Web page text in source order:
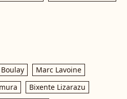
Marc Lavoine
Bixente Lizarazu